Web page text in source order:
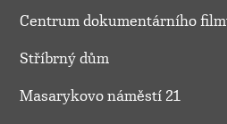
Centrum dokumentárního
Stříbrný dům
Masarykovo náměstí 21